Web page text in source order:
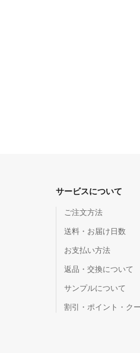
サービスについて
ご注文方法
送料・お届け日数
お支払い方法
返品・交換について
サンプルについて
割引・ポイント・ク